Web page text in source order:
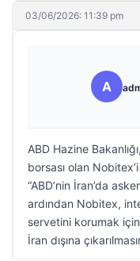
03/06/2026: 11:39 pm
A
ABD Hazine
borsası olan
“ABD’nin İran’da
ardından Nobitex,
servetini korumak için
İran dışına